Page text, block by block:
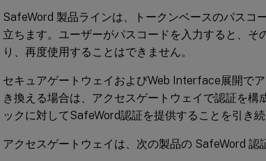
SafeWord 製品ラインは、トークンベースのパスコ
立ちます。ユーザーがパスコードを入力すると、
り、再度使用することはできません。
セキュアゲートウェイおよびWeb Interface展開で
き換える場合は、アクセスゲートウェイで認証を
ックに対してSafeWord認証を提供することを引き
アクセスゲートウェイは、次の製品の SafeWord 認